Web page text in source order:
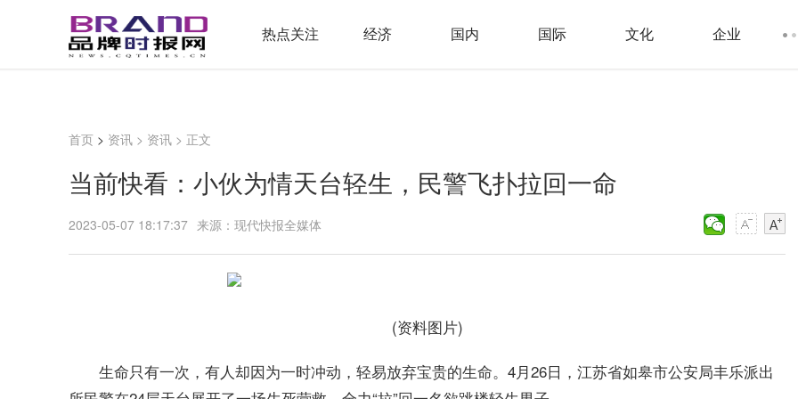
热点关注 经济 国内 国际 文化 企业
首页 > 资讯 > 资讯 > 正文
当前快看：小伙为情天台轻生，民警飞扑拉回一命
2023-05-07 18:17:37 来源：现代快报全媒体
(资料图片)
生命只有一次，有人却因为一时冲动，轻易放弃宝贵的生命。4月26日，江苏省如皋市公安局丰乐派出